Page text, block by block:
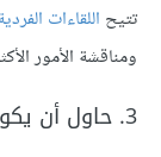
تتيح اللقاءات
ومناقشة الأمور
3. حاول أن يكون الحل جماعيا